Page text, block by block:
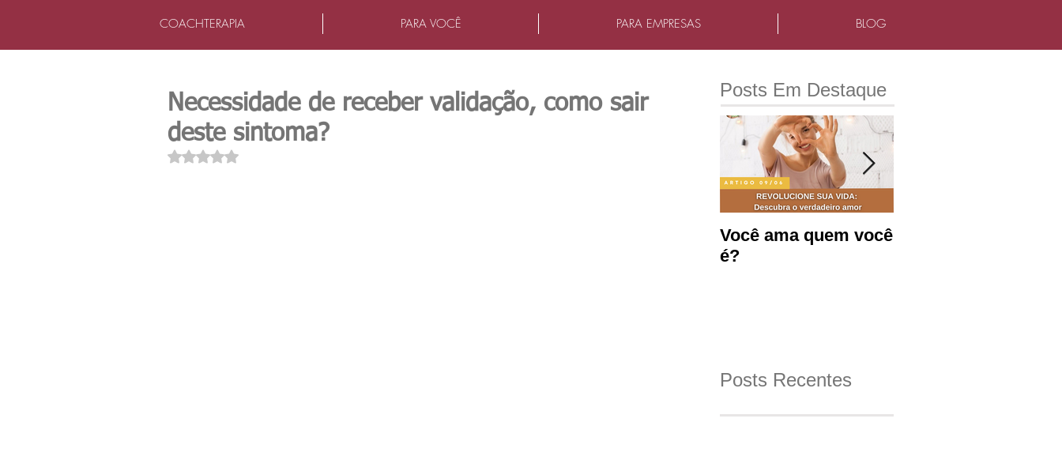
COACHTERAPIA PARA VOCÊ PARA EMPRESAS BLOG
Necessidade de receber validação, como sair
deste sintoma?
Avaliado com NaN de 5 estrelas.
Posts Em Destaque
Você ama quem você
é?
Posts Recentes